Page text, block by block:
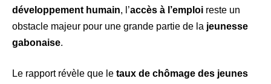
développement humain, l’accès à l’emploi reste un
obstacle majeur pour une grande partie de la jeunesse
gabonaise.
Le rapport révèle que le taux de chômage des jeunes